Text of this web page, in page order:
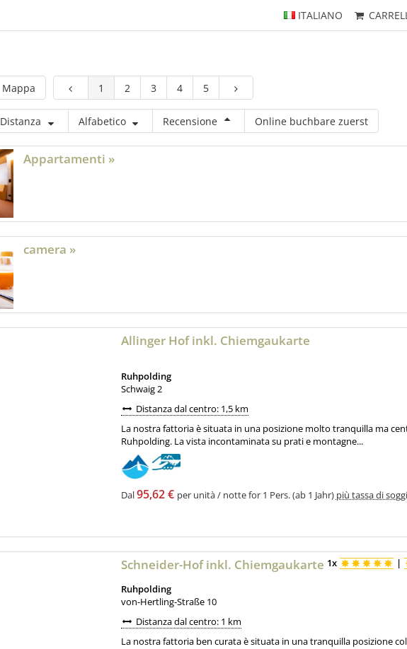
ITALIANO
Mappa 1 2 3 4 5
Distanza Alfabetico Recensione Online buchbare zuerst
Appartamenti »
camera »
Allinger Hof inkl. Chiemgaukarte
Ruhpolding
Schwaig 2
Distanza dal centro: 1,5 km
La nostra fattoria è situata in una posizione molto tranquilla ma
Ruhpolding. La vista incontaminata su prati e montagne...
Dal95,62 € per unità / notte for 1 Pers. (ab 1 Jahr) più tassa di
Schneider-Hof inkl. Chiemgaukarte 1x |
Ruhpolding
von-Hertling-Straße 10
Distanza dal centro: 1 km
La nostra fattoria ben curata è situata in una tranquilla posizione